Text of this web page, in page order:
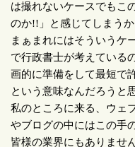
は撮れないケースでもこ
のか!! 」と感じてしまう
まぁまれにはそういうケ
で行政書士が考えている
画的に準備をして最短で
という意味なんだろうと
私のところに来る、ウェ
やブログの中にはこの手
皆様の業界にもありませ